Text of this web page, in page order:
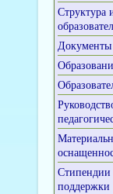
Структура
Документы
поддержки